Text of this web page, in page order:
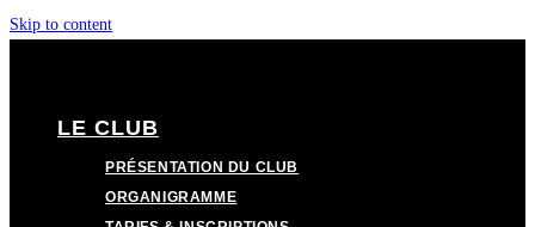
Skip to content
LE CLUB
PRÉSENTATION DU CLUB
ORGANIGRAMME